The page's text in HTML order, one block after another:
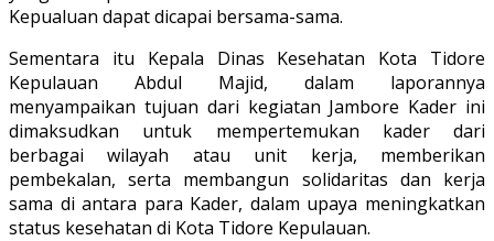
Kepualuan dapat dicapai bersama-sama.
Sementara itu Kepala Dinas Kesehatan Kota Tidore
Kepulauan Abdul Majid, dalam laporannya
menyampaikan tujuan dari kegiatan Jambore Kader ini
dimaksudkan untuk mempertemukan kader dari
berbagai wilayah atau unit kerja, memberikan
pembekalan, serta membangun solidaritas dan kerja
sama di antara para Kader, dalam upaya meningkatkan
status kesehatan di Kota Tidore Kepulauan.